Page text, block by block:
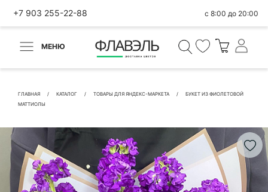
+7 903 255-22-88 с 8:00 до 20:00
МЕНЮ
ГЛАВНАЯ КАТАЛОГ ТОВАРЫ ДЛЯ ЯНДЕКС-МАРКЕТА
БУКЕТ ИЗ ФИОЛЕТОВОЙ
МАТТИОЛЫ
ВЕРНУТЬСЯ
Быстрая покупка
КОНТАКТНЫЕ ДАННЫЕ